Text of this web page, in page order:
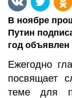
В ноябре
Путин
год
Ежегодно
посвящает
теме для